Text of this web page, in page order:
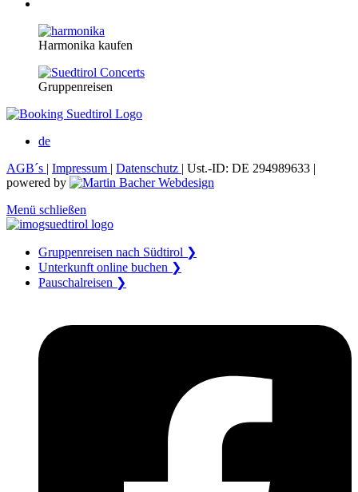
Harmonika kaufen
Gruppenreisen
de
AGB´s | Impressum | Datenschutz | Ust.-ID: DE 294989633 |
powered by
Menü schließen
Gruppenreisen nach Südtirol ❯
Unterkunft online buchen ❯
Pauschalreisen ❯